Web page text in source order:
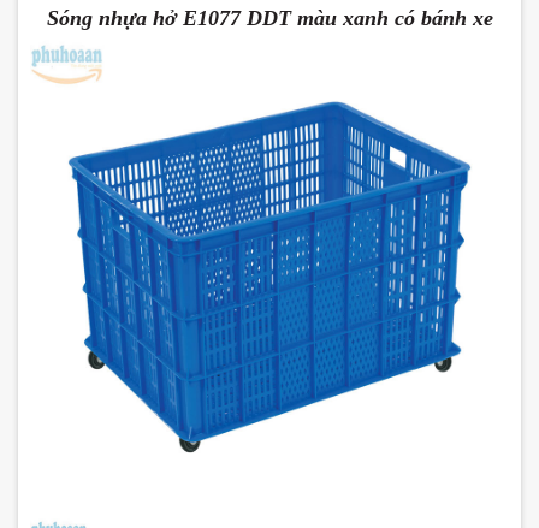
Sóng nhựa hở E1077 DDT màu xanh có bánh xe